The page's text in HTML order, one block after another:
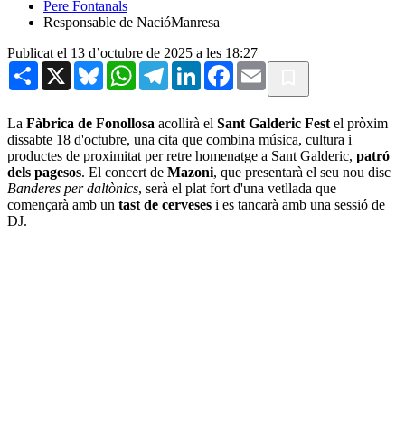
Pere Fontanals
Responsable de NacióManresa
Publicat el 13 d’octubre de 2025 a les 18:27
Share X BlueskyWhatsAppTelegramLinkedInFacebook
Email
La Fàbrica de Fonollosa acollirà el Sant Galderic Fest el pròxim
dissabte 18 d'octubre, una cita que combina música, cultura i
productes de proximitat per retre homenatge a Sant Galderic, patró
dels pagesos. El concert de Mazoni, que presentarà el seu nou disc
Banderes per daltònics, serà el plat fort d'una vetllada que
començarà amb un tast de cerveses i es tancarà amb una sessió de
DJ.